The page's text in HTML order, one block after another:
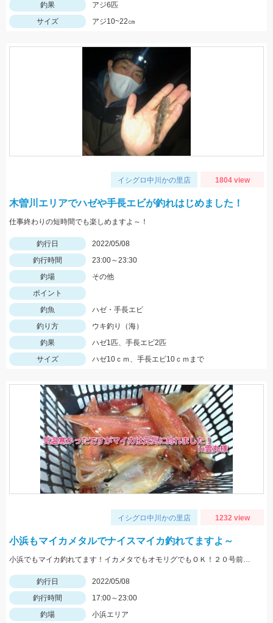
釣果
アジ6匹
サイズ
アジ10~22㎝
イシグロ中川かの里店 1804 view
木曽川エリアでハゼや手長エビが釣れはじめました！
仕事終わりの短時間でも楽しめますよ～！
釣行日
2022/05/08
釣行時間
23:00～23:30
釣場
その他
ポイント
釣魚
ハゼ・手長エビ
釣り方
ウキ釣り（海）
釣果
ハゼ1匹、手長エビ2匹
サイズ
ハゼ10ｃｍ、手長エビ10ｃｍまで
イシグロ中川かの里店 1232 view
小浜もマイカメタルでナイスマイカ釣れてますよ～
小浜でもマイカ釣れてます！イカメタでもオモリグでもＯＫ！２０号前後用意していきましょう
釣行日
2022/05/08
釣行時間
17:00～23:00
釣場
小浜エリア